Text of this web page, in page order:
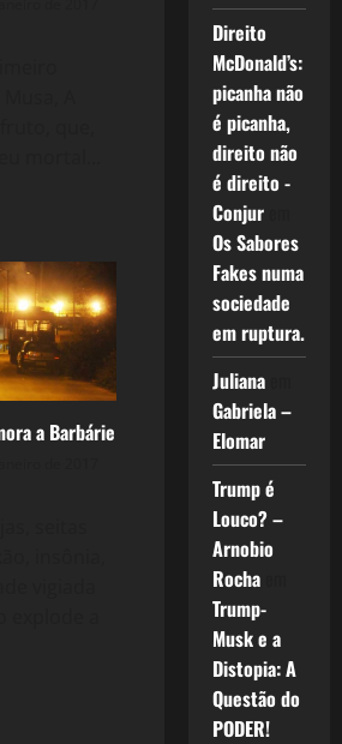
a Barbárie
Direito
McDonald’s:
picanha não
é picanha,
direito não
é direito -
Conjurem
Os Sabores
Fakes numa
sociedade
em ruptura.
Julianaem
Gabriela –
Elomar
Trump é
Louco? –
Arnobio
Rochaem
Trump-
Musk e a
Distopia: A
Questão do
PODER!